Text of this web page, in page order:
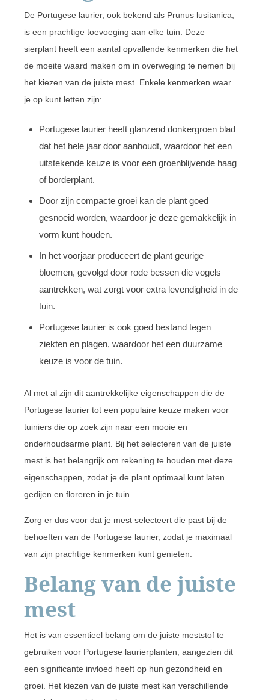
De Portugese laurier, ook bekend als Prunus lusitanica,
is een prachtige toevoeging aan elke tuin. Deze
sierplant heeft een aantal opvallende kenmerken die het
de moeite waard maken om in overweging te nemen bij
het kiezen van de juiste mest. Enkele kenmerken waar
je op kunt letten zijn:
Portugese laurier heeft glanzend donkergroen blad
dat het hele jaar door aanhoudt, waardoor het een
uitstekende keuze is voor een groenblijvende haag
of borderplant.
Door zijn compacte groei kan de plant goed
gesnoeid worden, waardoor je deze gemakkelijk in
vorm kunt houden.
In het voorjaar produceert de plant geurige
bloemen, gevolgd door rode bessen die vogels
aantrekken, wat zorgt voor extra levendigheid in de
tuin.
Portugese laurier is ook goed bestand tegen
ziekten en plagen, waardoor het een duurzame
keuze is voor de tuin.
Al met al zijn dit aantrekkelijke eigenschappen die de
Portugese laurier tot een populaire keuze maken voor
tuiniers die op zoek zijn naar een mooie en
onderhoudsarme plant. Bij het selecteren van de juiste
mest is het belangrijk om rekening te houden met deze
eigenschappen, zodat je de plant optimaal kunt laten
gedijen en floreren in je tuin.
Zorg er dus voor dat je mest selecteert die past bij de
behoeften van de Portugese laurier, zodat je maximaal
van zijn prachtige kenmerken kunt genieten.
Belang van de juiste
mest
Het is van essentieel belang om de juiste meststof te
gebruiken voor Portugese laurierplanten, aangezien dit
een significante invloed heeft op hun gezondheid en
groei. Het kiezen van de juiste mest kan verschillende